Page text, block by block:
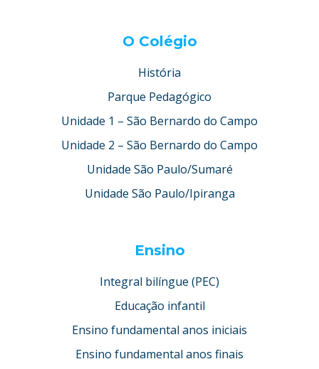
O Colégio
História
Parque Pedagógico
Unidade 1 – São Bernardo do Campo
Unidade 2 – São Bernardo do Campo
Unidade São Paulo/Sumaré
Unidade São Paulo/Ipiranga
Ensino
Integral bilíngue (PEC)
Educação infantil
Ensino fundamental anos iniciais
Ensino fundamental anos finais